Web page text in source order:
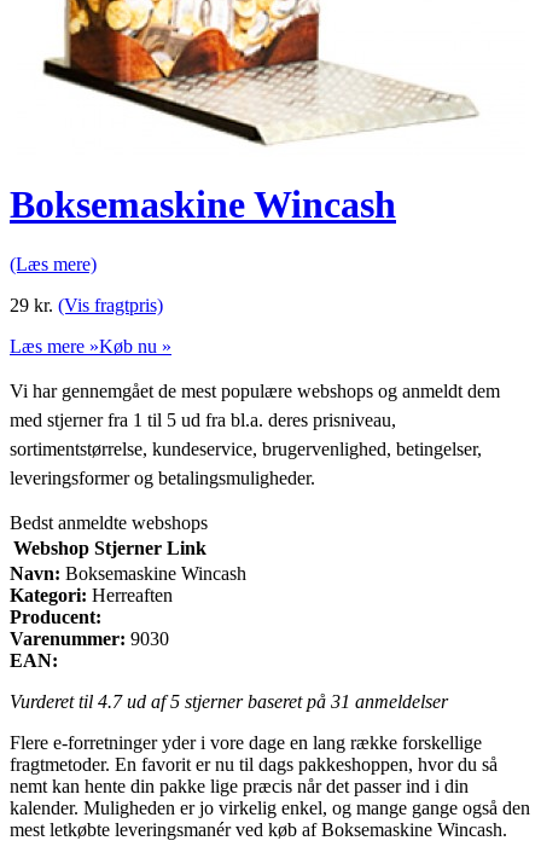
Boksemaskine Wincash
(Læs mere)
29 kr. (Vis fragtpris)
Læs mere »Køb nu »
Vi har gennemgået de mest populære webshops og anmeldt dem
med stjerner fra 1 til 5 ud fra bl.a. deres prisniveau,
sortimentstørrelse, kundeservice, brugervenlighed, betingelser,
leveringsformer og betalingsmuligheder.
Bedst anmeldte webshops
Webshop Stjerner Link
Navn: Boksemaskine Wincash
Kategori: Herreaften
Producent:
Varenummer: 9030
EAN:
Vurderet til 4.7ud af 5 stjerner baseret på 31 anmeldelser
Flere e-forretninger yder i vore dage en lang række forskellige
fragtmetoder. En favorit er nu til dags pakkeshoppen, hvor du så
nemt kan hente din pakke lige præcis når det passer ind i din
kalender. Muligheden er jo virkelig enkel, og mange gange også den
mest letkøbte leveringsmanér ved køb af Boksemaskine Wincash.